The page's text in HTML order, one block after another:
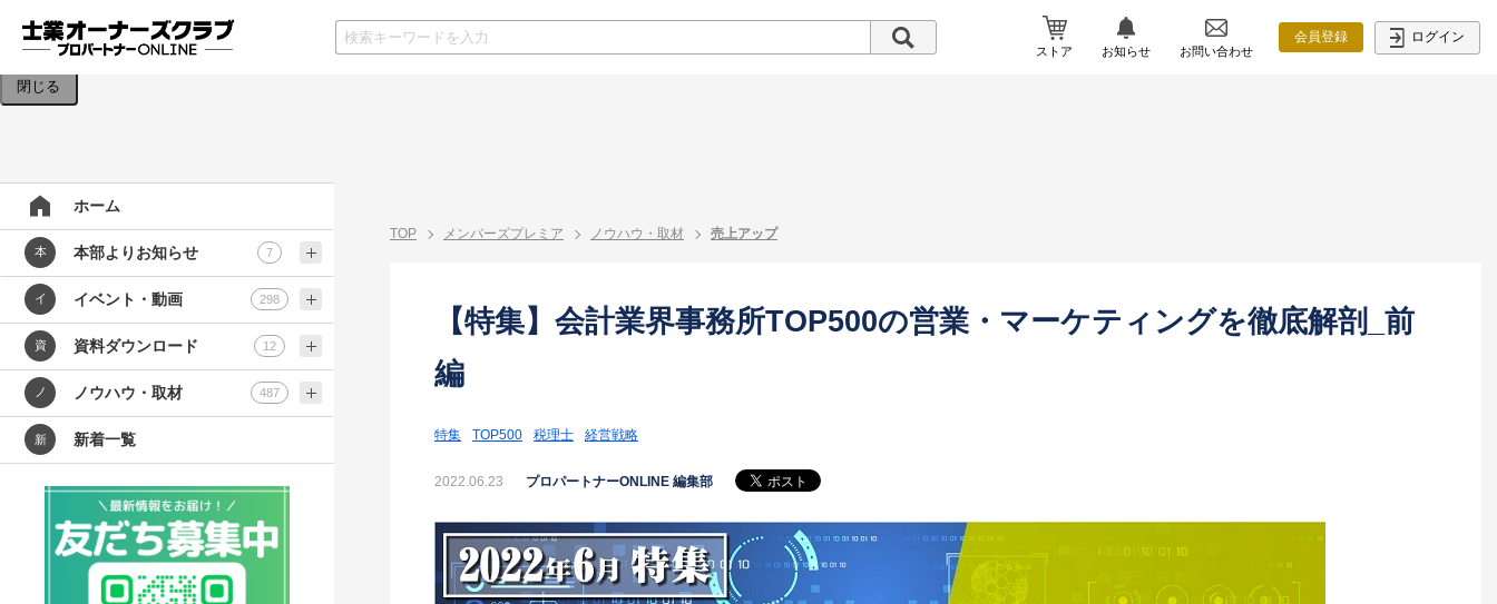
ストア お知らせ お問い合わせ
会員登録 ログイン
検索条件を入力してください。
閉じる
ホーム
本 本部よりお知らせ 7
イ イベント・動画 298
資 資料ダウンロード 12
ノ ノウハウ・取材 487
新 新着一覧
TOP メンバーズプレミア ノウハウ・取材 売上アップ
【特集】会計業界事務所TOP500の営業・マーケティングを徹底解剖_前
編
特集 TOP500 税理士 経営戦略
2022.06.23 プロパートナーONLINE 編集部